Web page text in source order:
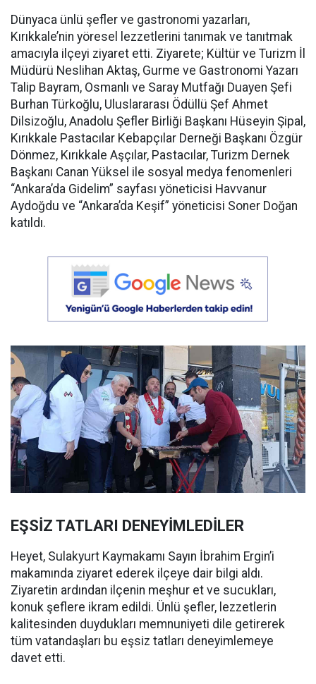
Dünyaca ünlü şefler ve gastronomi yazarları,
Kırıkkale’nin yöresel lezzetlerini tanımak ve tanıtmak
amacıyla ilçeyi ziyaret etti. Ziyarete; Kültür ve Turizm İl
Müdürü Neslihan Aktaş, Gurme ve Gastronomi Yazarı
Talip Bayram, Osmanlı ve Saray Mutfağı Duayen Şefi
Burhan Türkoğlu, Uluslararası Ödüllü Şef Ahmet
Dilsizoğlu, Anadolu Şefler Birliği Başkanı Hüseyin Şipal,
Kırıkkale Pastacılar Kebapçılar Derneği Başkanı Özgür
Dönmez, Kırıkkale Aşçılar, Pastacılar, Turizm Dernek
Başkanı Canan Yüksel ile sosyal medya fenomenleri
“Ankara’da Gidelim” sayfası yöneticisi Havvanur
Aydoğdu ve “Ankara’da Keşif” yöneticisi Soner Doğan
katıldı.
EŞSİZ TATLARI DENEYİMLEDİLER
Heyet, Sulakyurt Kaymakamı Sayın İbrahim Ergin’i
makamında ziyaret ederek ilçeye dair bilgi aldı.
Ziyaretin ardından ilçenin meşhur et ve sucukları,
konuk şeflere ikram edildi. Ünlü şefler, lezzetlerin
kalitesinden duydukları memnuniyeti dile getirerek
tüm vatandaşları bu eşsiz tatları deneyimlemeye
davet etti.